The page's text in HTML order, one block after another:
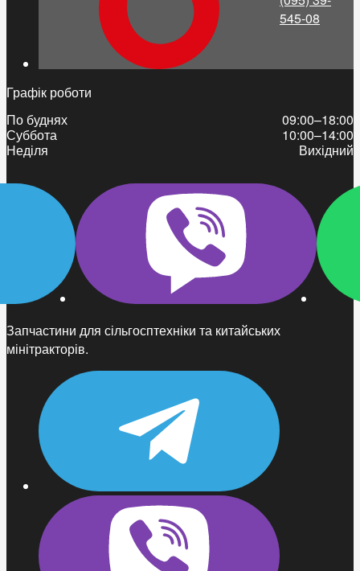
Запчастини для сільгосптехніки та китайських
мінітракторів.
545-08
Графік роботи
По буднях
09:00–18:00
Суббота
10:00–14:00
Неділя
Вихідний